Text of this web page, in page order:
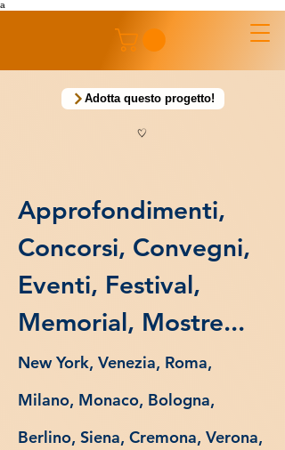
a
Adotta questo progetto!
Approfondimenti,
Concorsi, Convegni,
Eventi, Festival,
Memorial, Mostre...
New York, Venezia, Roma,
Milano, Monaco, Bologna,
Berlino, Siena, Cremona, Verona,